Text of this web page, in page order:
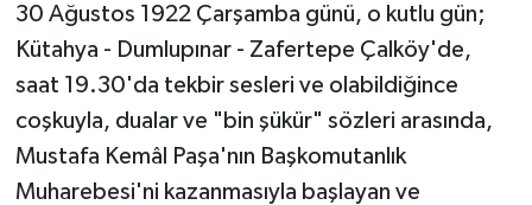
30 Ağustos 1922 Çarşamba günü, o kutlu gün;
Kütahya - Dumlupınar - Zafertepe Çalköy'de,
saat 19.30'da tekbir sesleri ve olabildiğince
coşkuyla, dualar ve "bin şükür" sözleri arasında,
Mustafa Kemâl Paşa'nın Başkomutanlık
Muharebesi'ni kazanmasıyla başlayan ve